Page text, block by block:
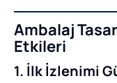
Ambalaj
Etkileri
1. İlk İzlenimi